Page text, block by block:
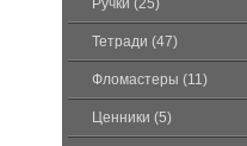
Ручки (25)
Тетради (47)
Фломастеры (11)
Ценники (5)